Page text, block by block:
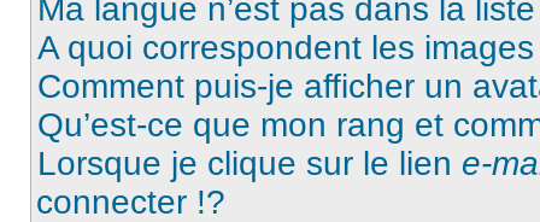
Ma langue n’est pas dans la
A quoi correspondent les
Comment puis-je afficher un
Qu’est-ce que mon rang et
Lorsque je clique sur le lien e-
connecter !?